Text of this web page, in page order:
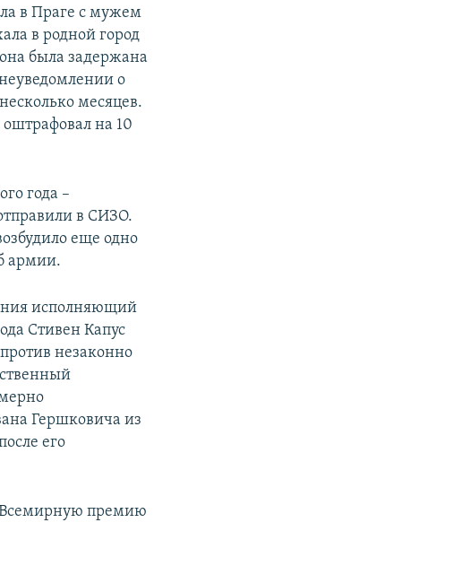
в Праге с мужем
в родной город
была задержана
неуведомлении о
месяцев.
на 10
года –
в СИЗО.
еще одно
армии.
исполняющий
Стивен Капус
незаконно
Гершковича из
его
Всемирную премию